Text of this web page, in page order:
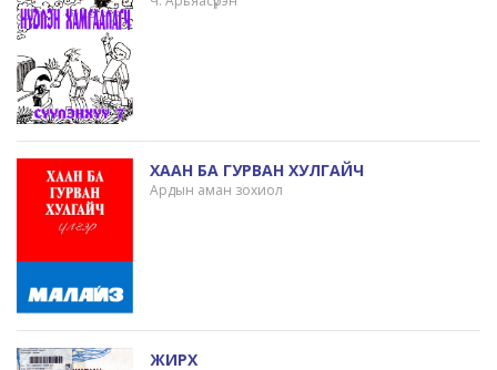
ХААН БА ГУРВАН ХУЛГАЙЧ
Ардын аман зохиол
ЖИРХ